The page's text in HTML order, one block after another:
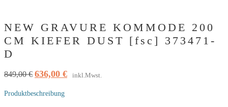
NEW GRAVURE KOMMODE 200
CM KIEFER DUST [fsc] 373471-
D
849,00€ Ursprünglicher
war:
636,00 €Aktueller
inkl.Mwst.
Produktbeschreibung